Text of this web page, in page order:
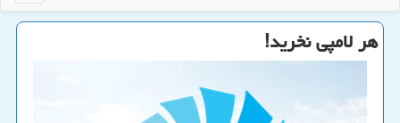
هر لامپی نخرید!